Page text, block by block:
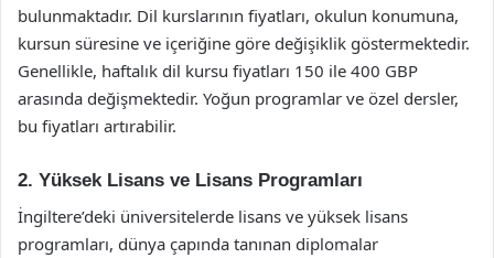
bulunmaktadır. Dil kurslarının fiyatları, okulun konumuna,
kursun süresine ve içeriğine göre değişiklik göstermektedir.
Genellikle, haftalık dil kursu fiyatları 150 ile 400 GBP
arasında değişmektedir. Yoğun programlar ve özel dersler,
bu fiyatları artırabilir.
2. Yüksek Lisans ve Lisans Programları
İngiltere’deki üniversitelerde lisans ve yüksek lisans
programları, dünya çapında tanınan diplomalar